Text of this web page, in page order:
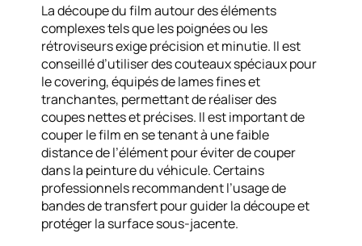
La découpe du film autour des éléments
complexes tels que les poignées ou les
rétroviseurs exige précision et minutie. Il est
conseillé d’utiliser des couteaux spéciaux pour
le covering, équipés de lames fines et
tranchantes, permettant de réaliser des
coupes nettes et précises. Il est important de
couper le film en se tenant à une faible
distance de l’élément pour éviter de couper
dans la peinture du véhicule. Certains
professionnels recommandent l’usage de
bandes de transfert pour guider la découpe et
protéger la surface sous-jacente.